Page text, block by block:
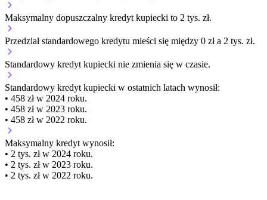
Maksymalny dopuszczalny kredyt kupiecki to 2 tys. zł.
Przedział standardowego kredytu mieści się między 0 zł a 2 tys. zł.
Standardowy kredyt kupiecki nie zmienia się w czasie.
Standardowy kredyt kupiecki w ostatnich latach wynosił:
• 458 zł w 2024 roku.
• 458 zł w 2023 roku.
• 458 zł w 2022 roku.
Maksymalny kredyt wynosił:
• 2 tys. zł w 2024 roku.
• 2 tys. zł w 2023 roku.
• 2 tys. zł w 2022 roku.